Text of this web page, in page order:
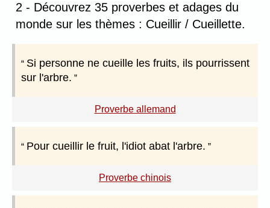
2 - Découvrez 35 proverbes et adages du
monde sur les thèmes : Cueillir / Cueillette.
Si personne ne cueille les fruits, ils pourrissent
sur l'arbre.
Proverbe allemand
Pour cueillir le fruit, l'idiot abat l'arbre.
Proverbe chinois